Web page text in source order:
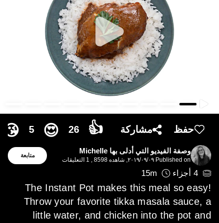
حفظ مشاركة 👍
26
😍
5
😘
وصفة الفيديو التي أدلى بها Michelle
Published on ٠٩‏/٠٩‏/٢٠١٩ , شاهده 8598 ,
1 التعليقات
متابعة
4 أجزاء 15m
The Instant Pot makes this meal so easy!
Throw your favorite tikka masala sauce, a
little water, and chicken into the pot and